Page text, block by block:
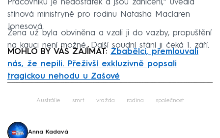
Pracovníků je nedostatek a jsou zahlceni,“ uvedla
stínová ministryně pro rodinu Natasha Maclaren
Jonesová.
Žena už byla obviněna a vzali ji do vazby, propuštění
na kauci není možné. Další soudní stání ji čeká 1. září.
MOHLO BY VÁS ZAJÍMAT: Zbabělci, přemlouvali
nás, že nepili. Přeživší exkluzivně popsali
tragickou nehodu u Zašové
Austrálie smrt vražda rodina společnost
Anna Kadavá